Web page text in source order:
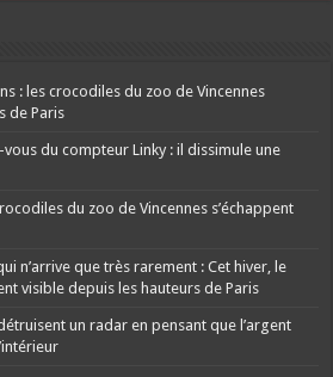
: les crocodiles du zoo de Vincennes
de Paris
du compteur Linky : il dissimule une
du zoo de Vincennes s’échappent
n’arrive que très rarement : Cet hiver, le
visible depuis les hauteurs de Paris
un radar en pensant que l’argent